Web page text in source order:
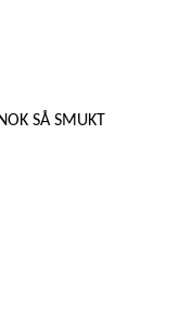
SMUKT